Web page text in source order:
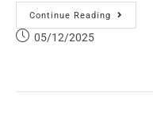
Continue Reading
05/12/2025